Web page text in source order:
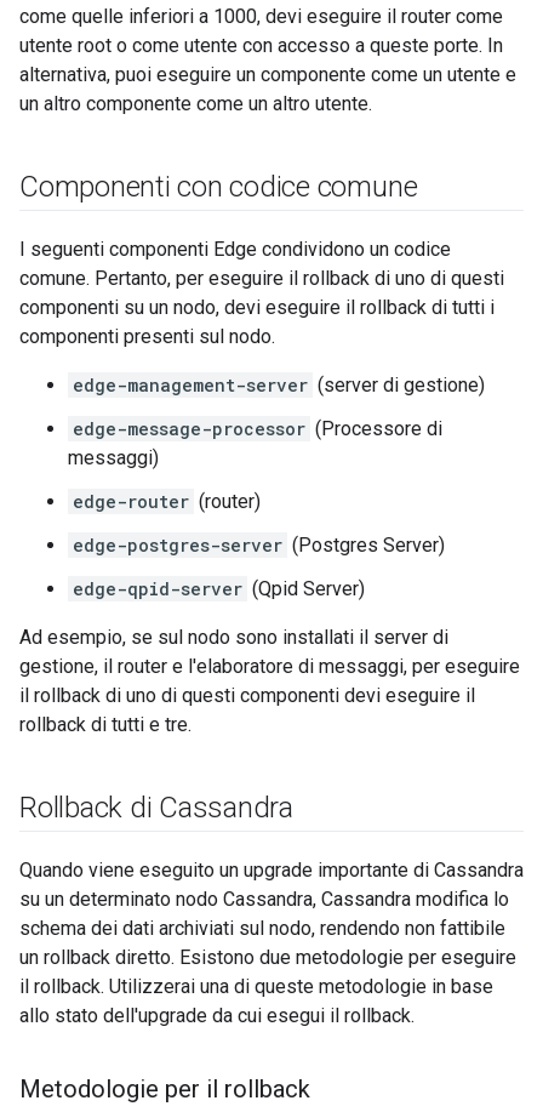
come quelle inferiori a 1000, devi eseguire il router come
utente root o come utente con accesso a queste porte. In
alternativa, puoi eseguire un componente come un utente e
un altro componente come un altro utente.
Componenti con codice comune
I seguenti componenti Edge condividono un codice
comune. Pertanto, per eseguire il rollback di uno di questi
componenti su un nodo, devi eseguire il rollback di tutti i
componenti presenti sul nodo.
edge-management-server (server di gestione)
edge-message-processor (Processore di
messaggi)
edge-router (router)
edge-postgres-server (Postgres Server)
edge-qpid-server (Qpid Server)
Ad esempio, se sul nodo sono installati il server di
gestione, il router e l'elaboratore di messaggi, per eseguire
il rollback di uno di questi componenti devi eseguire il
rollback di tutti e tre.
Rollback di Cassandra
Quando viene eseguito un upgrade importante di Cassandra
su un determinato nodo Cassandra, Cassandra modifica lo
schema dei dati archiviati sul nodo, rendendo non fattibile
un rollback diretto. Esistono due metodologie per eseguire
il rollback. Utilizzerai una di queste metodologie in base
allo stato dell'upgrade da cui esegui il rollback.
Metodologie per il rollback